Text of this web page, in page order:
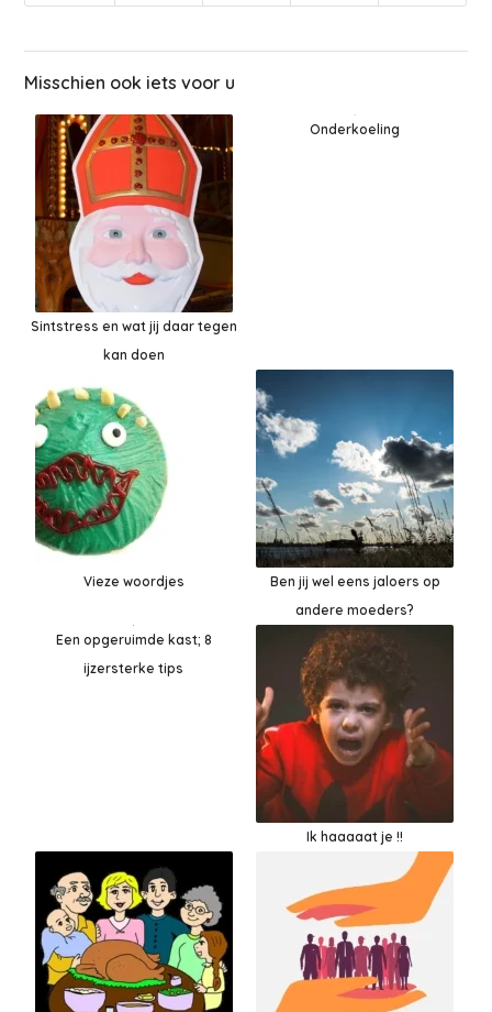
Misschien ook iets voor u
Sintstress en wat jij daar tegen
kan doen
Onderkoeling
Vieze woordjes
Ben jij wel eens jaloers op
andere moeders?
Een opgeruimde kast; 8
ijzersterke tips
Ik haaaaat je !!